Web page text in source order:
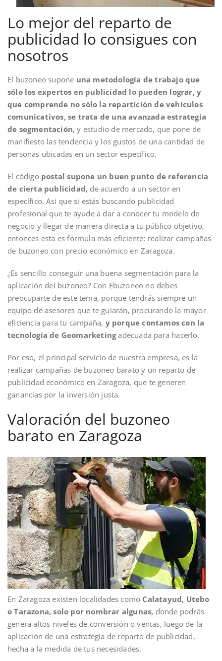
Lo mejor del reparto de
publicidad lo consigues con
nosotros
El buzoneo supone una metodología de trabajo que
sólo los expertos en publicidad lo pueden lograr, y
que comprende no sólo la repartición de vehículos
comunicativos, se trata de una avanzada estrategia
de segmentación, y estudio de mercado, que pone de
manifiesto las tendencia y los gustos de una cantidad de
personas ubicadas en un sector específico.
El código postal supone un buen punto de referencia
de cierta publicidad, de acuerdo a un sector en
específico. Así que si estás buscando publicidad
profesional que te ayude a dar a conocer tu modelo de
negocio y llegar de manera directa a tu público objetivo,
entonces esta es fórmula más eficiente: realizar campañas
de buzoneo con precio económico en Zaragoza.
¿Es sencillo conseguir una buena segmentación para la
aplicación del buzoneo? Con Ebuzoneo no debes
preocuparte de este tema, porque tendrás siempre un
equipo de asesores que te guiarán, procurando la mayor
eficiencia para tu campaña, y porque contamos con la
tecnología de Geomarketingadecuada para hacerlo.
Por eso, el principal servicio de nuestra empresa, es la
realizar campañas de buzoneo barato y un reparto de
publicidad económico en Zaragoza, que te generen
ganancias por la inversión justa.
Valoración del buzoneo
barato en Zaragoza
En Zaragoza existen localidades como Calatayud, Utebo
o Tarazona, solo por nombrar algunas, donde podrás
genera altos niveles de conversión o ventas, luego de la
aplicación de una estrategia de reparto de publicidad,
hecha a la medida de tus necesidades.